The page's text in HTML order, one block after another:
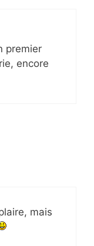
premier
encore
mais